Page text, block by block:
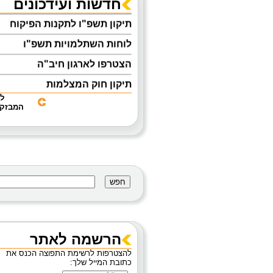
חדשות ועידכונים
תיקון תשפ"ו לתקנות הפיקוח
לוחות השתלמויות תשפ"ו
הצטרפו לארגון חיב"ה
תיקון חוק המצלמות
אוגדן הנחיות להפעלת מעון
מניעת נפילות בעת טיפול
והחתלה
הרשמה לאתר
להצטרפות לרשימת התפוצה הכנס את
כתובת המייל שלך: